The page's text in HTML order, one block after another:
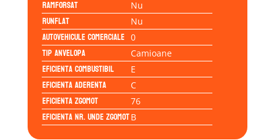
Ramforsat Nu
Runflat Nu
Autovehicule comerciale 0
Tip anvelopa Camioane
Eficienta Combustibil E
Eficienta Aderenta C
Eficienta Zgomot 76
Eficienta Nr. Unde ZgomotB